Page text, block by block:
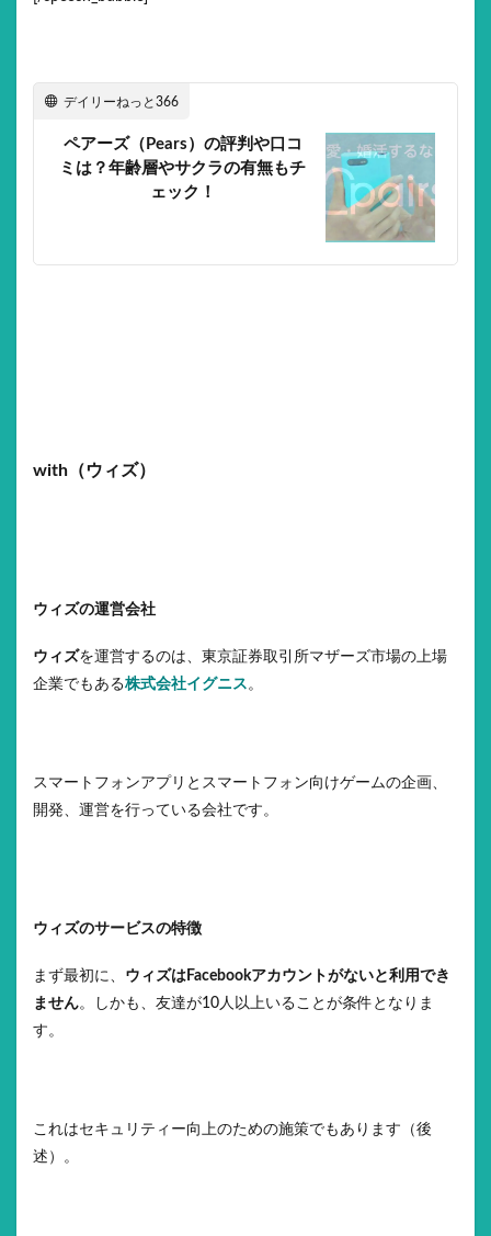
デイリーねっと366
ペアーズ（Pears）の評判や口コ
ミは？年齢層やサクラの有無もチ
ェック！
with（ウィズ）
ウィズの運営会社
ウィズを運営するのは、東京証券取引所マザーズ市場の上場
企業でもある株式会社イグニス。
スマートフォンアプリとスマートフォン向けゲームの企画、
開発、運営を行っている会社です。
ウィズのサービスの特徴
まず最初に、 ウィズはFacebookアカウントがないと利用でき
ません。しかも、友達が10人以上いることが条件となりま
す。
これはセキュリティー向上のための施策でもあります（後
述）。